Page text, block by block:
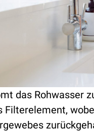
das Rohwasser
Filterelement,